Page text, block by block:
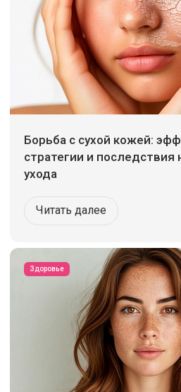
Борьба с сухой кожей:
стратегии и последствия
ухода
Читать далее
Здоровье